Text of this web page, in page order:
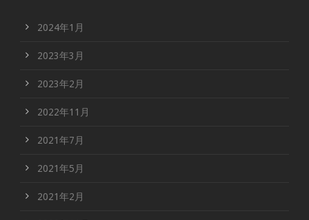
2024年1月
2023年3月
2023年2月
2022年11月
2021年7月
2021年5月
2021年2月